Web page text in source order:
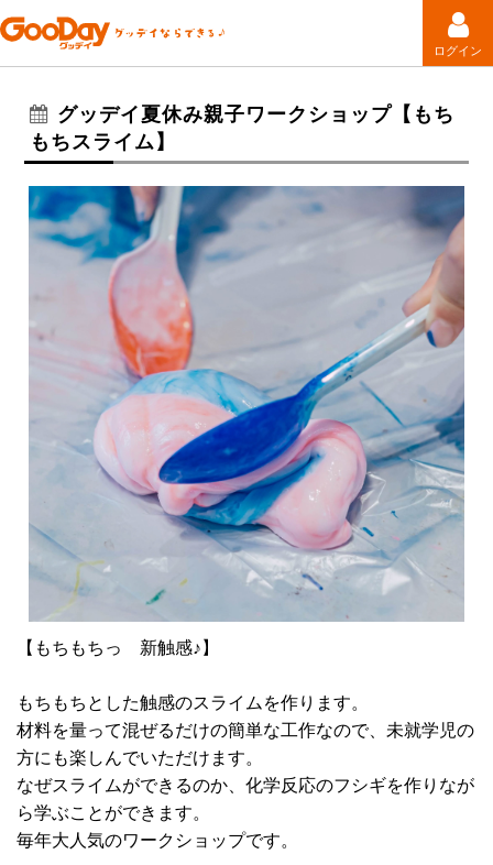
ログイン
グッデイ夏休み親子ワークショップ【もち
もちスライム】
【もちもちっ 新触感♪】
もちもちとした触感のスライムを作ります。
材料を量って混ぜるだけの簡単な工作なので、未就学児の
方にも楽しんでいただけます。
なぜスライムができるのか、化学反応のフシギを作りなが
ら学ぶことができます。
毎年大人気のワークショップです。